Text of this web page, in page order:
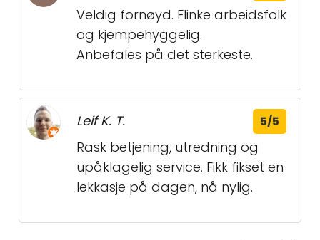
Veldig fornøyd. Flinke arbeidsfolk
og kjempehyggelig.
Anbefales på det sterkeste.
Leif K. T. 5/5
Rask betjening, utredning og
upåklagelig service. Fikk fikset en
lekkasje på dagen, nå nylig.